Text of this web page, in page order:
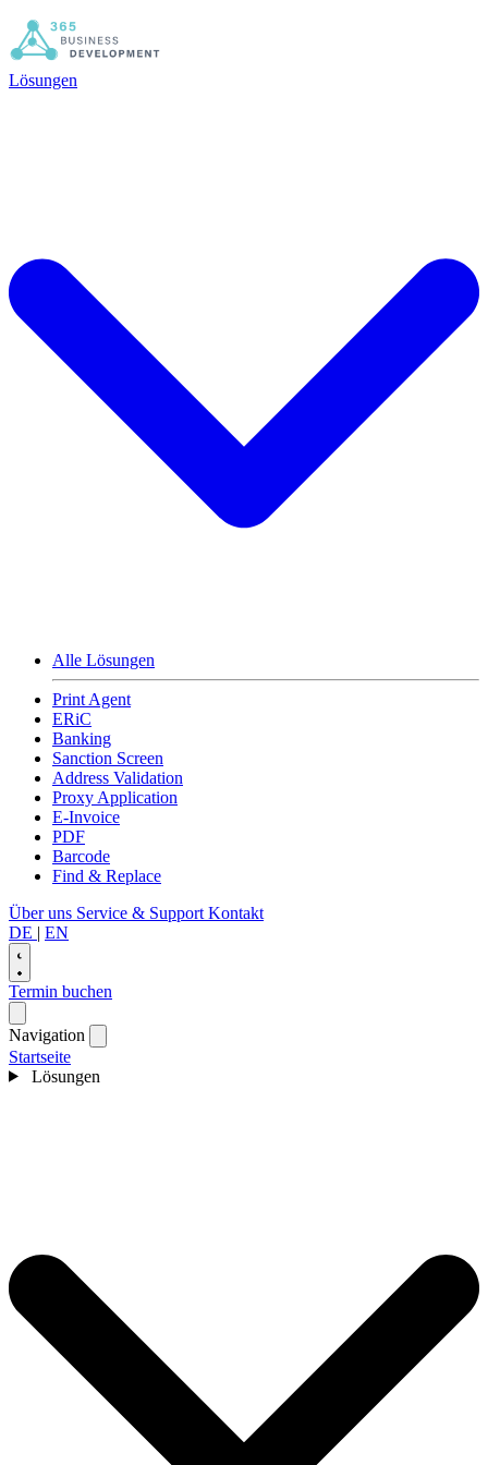
Lösungen
Alle Lösungen
Print Agent
ERiC
Banking
Sanction Screen
Address Validation
Proxy Application
E-Invoice
PDF
Barcode
Find & Replace
Über uns Service & Support Kontakt
DE | EN
Termin buchen
Navigation
Startseite
Lösungen